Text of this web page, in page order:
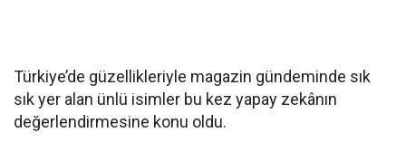
Türkiye’de güzellikleriyle magazin gündeminde sık
sık yer alan ünlü isimler bu kez yapay zekânın
değerlendirmesine konu oldu.